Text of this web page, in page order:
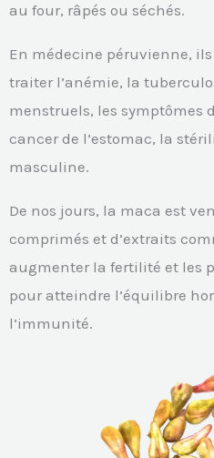
au four, râpés ou séchés.
En médecine péruvienne,
traiter l’anémie, la
menstruels, les symptômes
cancer de l’estomac, la
masculine.
De nos jours, la maca est
comprimés et d’extraits
augmenter la fertilité et les
pour atteindre l’équilibre
l’immunité.